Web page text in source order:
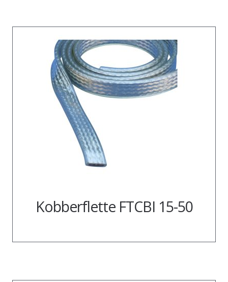
Kobberflette FTCBI 15-50